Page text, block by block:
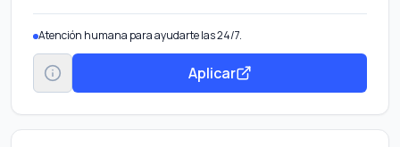
Atención humana para ayudarte las 24/7.
Aplicar